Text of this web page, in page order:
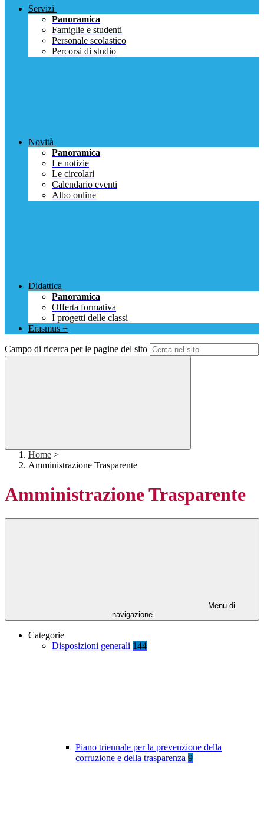
Servizi
Panoramica
Famiglie e studenti
Personale scolastico
Percorsi di studio
Novità
Panoramica
Le notizie
Le circolari
Calendario eventi
Albo online
Didattica
Panoramica
Offerta formativa
I progetti delle classi
Erasmus +
Campo di ricerca per le pagine del sito
Home >
Amministrazione Trasparente
Amministrazione Trasparente
Menu di
navigazione
Categorie
Disposizioni generali 144
Piano triennale per la prevenzione della
corruzione e della trasparenza 9